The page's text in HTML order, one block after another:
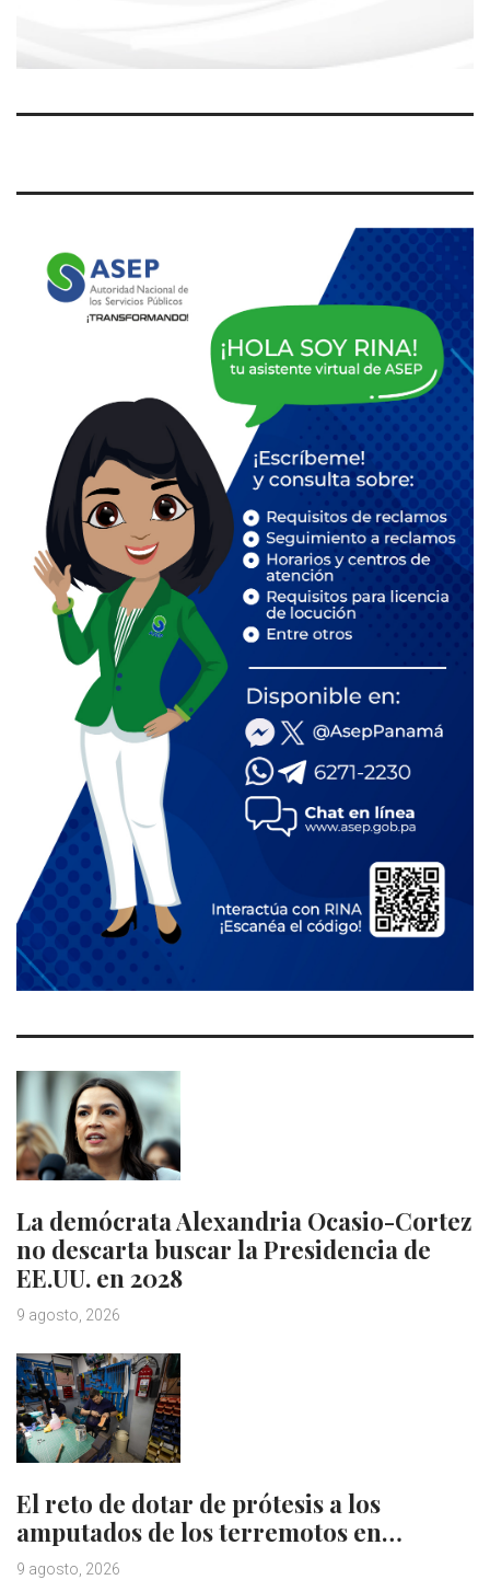
La demócrata Alexandria Ocasio-Cortez
no descarta buscar la Presidencia de
EE.UU. en 2028
9 agosto, 2026
El reto de dotar de prótesis a los
amputados de los terremotos en…
9 agosto, 2026